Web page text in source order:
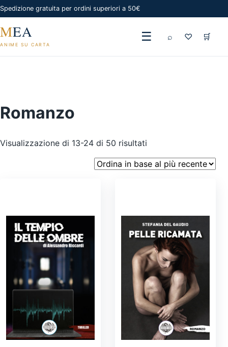
Spedizione gratuita per ordini superiori a 50€
MEA
ANIME SU CARTA
☰ ⌕ ♡ 🛒
Romanzo
Visualizzazione di 13-24 di 50 risultati
base